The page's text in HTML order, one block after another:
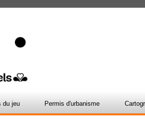
du jeu Permis d'urbanisme